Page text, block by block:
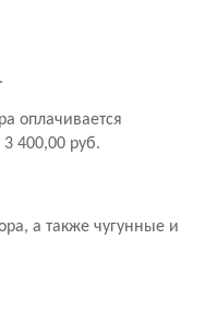
оплачивается
400,00 руб.
а также чугунные и